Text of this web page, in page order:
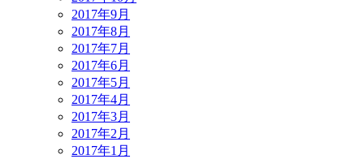
2017年9月
2017年8月
2017年7月
2017年6月
2017年5月
2017年4月
2017年3月
2017年2月
2017年1月